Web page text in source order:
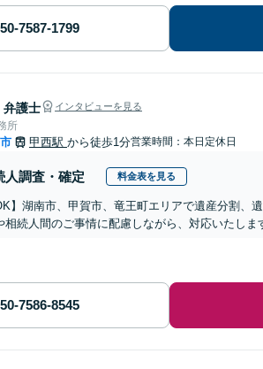
弁護士 インタビューを見る
所
甲西駅 から徒歩1分営業時間：本日定休日
人調査・確定 料金表を見る
】湖南市、甲賀市、竜王町エリアで遺産分割
相続人間のご事情に配慮しながら、対応いたしま